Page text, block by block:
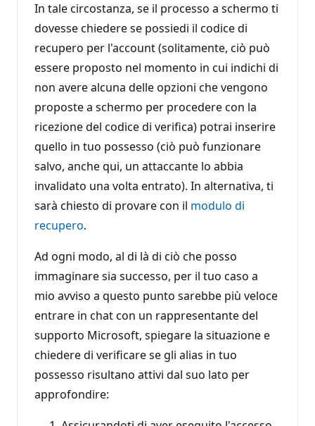
In tale circostanza, se il processo a schermo ti
dovesse chiedere se possiedi il codice di
recupero per l'account (solitamente, ciò può
essere proposto nel momento in cui indichi di
non avere alcuna delle opzioni che vengono
proposte a schermo per procedere con la
ricezione del codice di verifica) potrai inserire
quello in tuo possesso (ciò può funzionare
salvo, anche qui, un attaccante lo abbia
invalidato una volta entrato). In alternativa, ti
sarà chiesto di provare con il modulo di
recupero.
Ad ogni modo, al di là di ciò che posso
immaginare sia successo, per il tuo caso a
mio avviso a questo punto sarebbe più veloce
entrare in chat con un rappresentante del
supporto Microsoft, spiegare la situazione e
chiedere di verificare se gli alias in tuo
possesso risultano attivi dal suo lato per
approfondire: